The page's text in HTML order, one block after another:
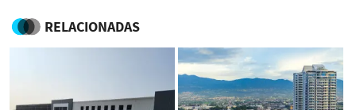
RELACIONADAS